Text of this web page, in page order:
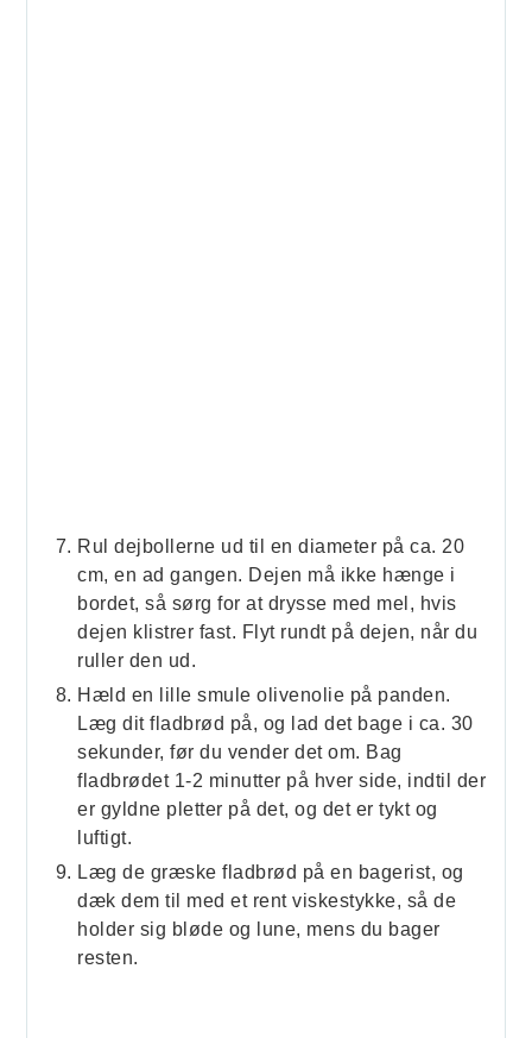
Rul dejbollerne ud til en diameter på ca. 20
cm, en ad gangen. Dejen må ikke hænge i
bordet, så sørg for at drysse med mel, hvis
dejen klistrer fast. Flyt rundt på dejen, når du
ruller den ud.
Hæld en lille smule olivenolie på panden.
Læg dit fladbrød på, og lad det bage i ca. 30
sekunder, før du vender det om. Bag
fladbrødet 1-2 minutter på hver side, indtil der
er gyldne pletter på det, og det er tykt og
luftigt.
Læg de græske fladbrød på en bagerist, og
dæk dem til med et rent viskestykke, så de
holder sig bløde og lune, mens du bager
resten.